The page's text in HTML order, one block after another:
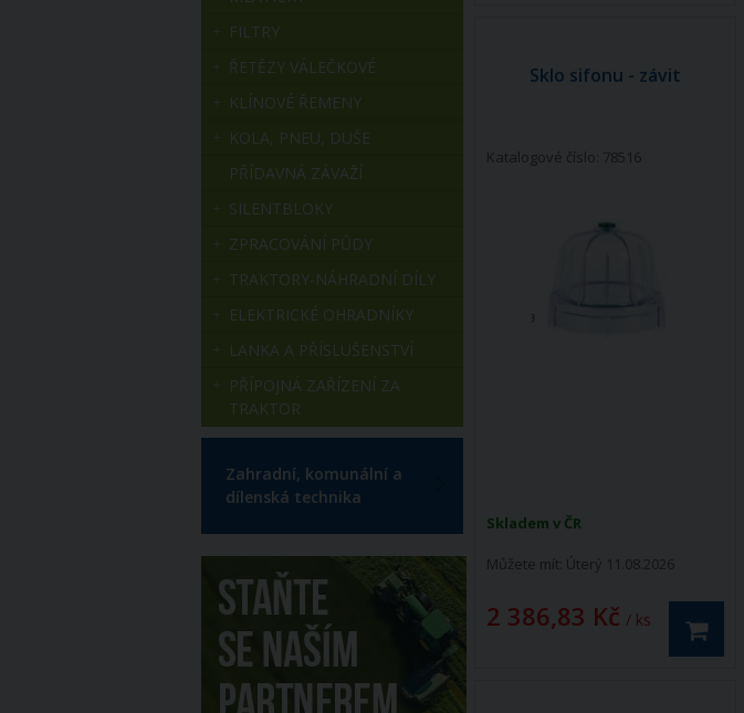
Sklo sifonu - závit
Katalogové číslo: 78516
Skladem v ČR
Můžete mít: Úterý 11.08.2026
2 386,83 Kč / ks
FILTRY
ŘETĚZY VÁLEČKOVÉ
KLÍNOVÉ ŘEMENY
KOLA, PNEU, DUŠE
PŘÍDAVNÁ ZÁVAŽÍ
SILENTBLOKY
ZPRACOVÁNÍ PŮDY
TRAKTORY-NÁHRADNÍ DÍLY
ELEKTRICKÉ OHRADNÍKY
LANKA A PŘÍSLUŠENSTVÍ
PŘÍPOJNÁ ZAŘÍZENÍ ZA
TRAKTOR
Zahradní, komunální a
dílenská technika